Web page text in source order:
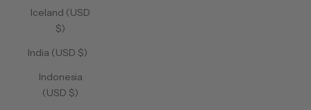
Iceland (USD
$)
India (USD $)
Indonesia
(USD $)